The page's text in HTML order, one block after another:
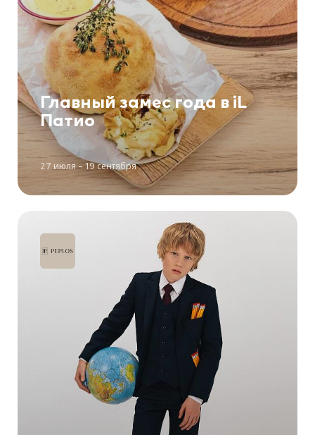
Главный замес года в iL
Патио
27 июля – 19 сентября